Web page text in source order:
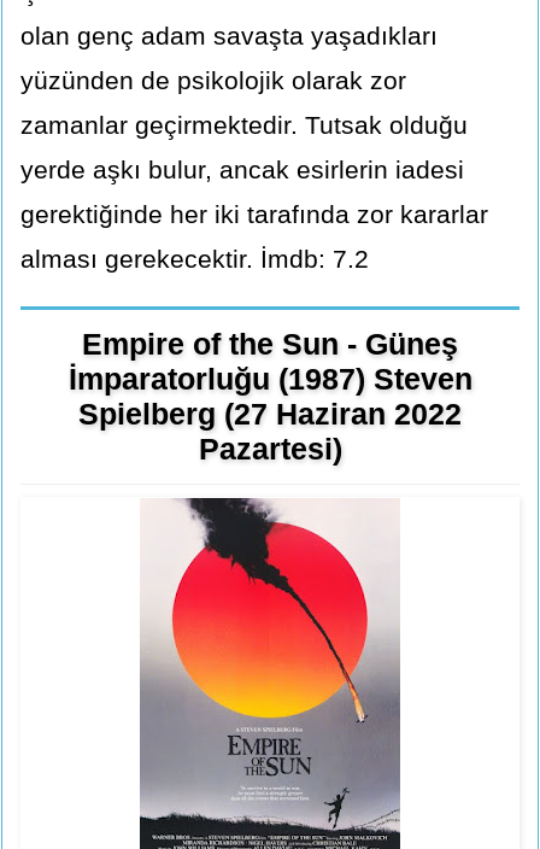
olan genç adam savaşta yaşadıkları
yüzünden de psikolojik olarak zor
zamanlar geçirmektedir. Tutsak olduğu
yerde aşkı bulur, ancak esirlerin iadesi
gerektiğinde her iki tarafında zor kararlar
alması gerekecektir. İmdb: 7.2
Empire of the Sun - Güneş
İmparatorluğu (1987) Steven
Spielberg (27 Haziran 2022
Pazartesi)